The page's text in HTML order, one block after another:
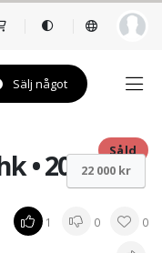
Sälj något
• 2008 Såld
1 0 0
22 000 kr